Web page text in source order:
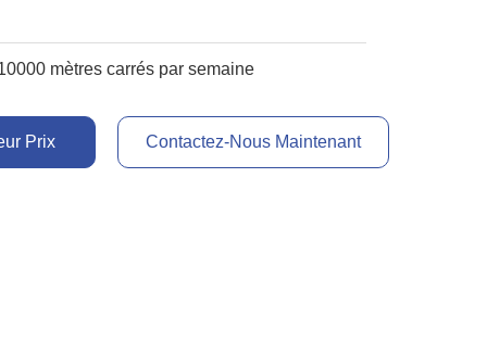
mètres carrés par semaine
Prix Contactez-Nous Maintenant